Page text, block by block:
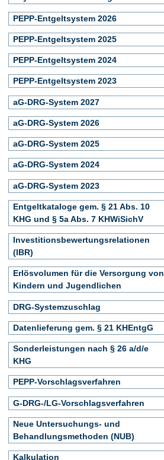
PEPP-Entgeltsystem 2026
PEPP-Entgeltsystem 2025
PEPP-Entgeltsystem 2024
PEPP-Entgeltsystem 2023
aG-DRG-System 2027
aG-DRG-System 2026
aG-DRG-System 2025
aG-DRG-System 2024
aG-DRG-System 2023
Entgeltkataloge gem. § 21 Abs. 10
KHG und § 5a Abs. 7 KHWiSichV
Investitionsbewertungsrelationen
(IBR)
Erlösvolumen für die Versorgung von
Kindern und Jugendlichen
DRG-Systemzuschlag
Datenlieferung gem. § 21 KHEntgG
Sonderleistungen nach § 26 a/d/e
KHG
PEPP-Vorschlagsverfahren
G-DRG-/LG-Vorschlagsverfahren
Neue Untersuchungs- und
Behandlungsmethoden (NUB)
Kalkulation